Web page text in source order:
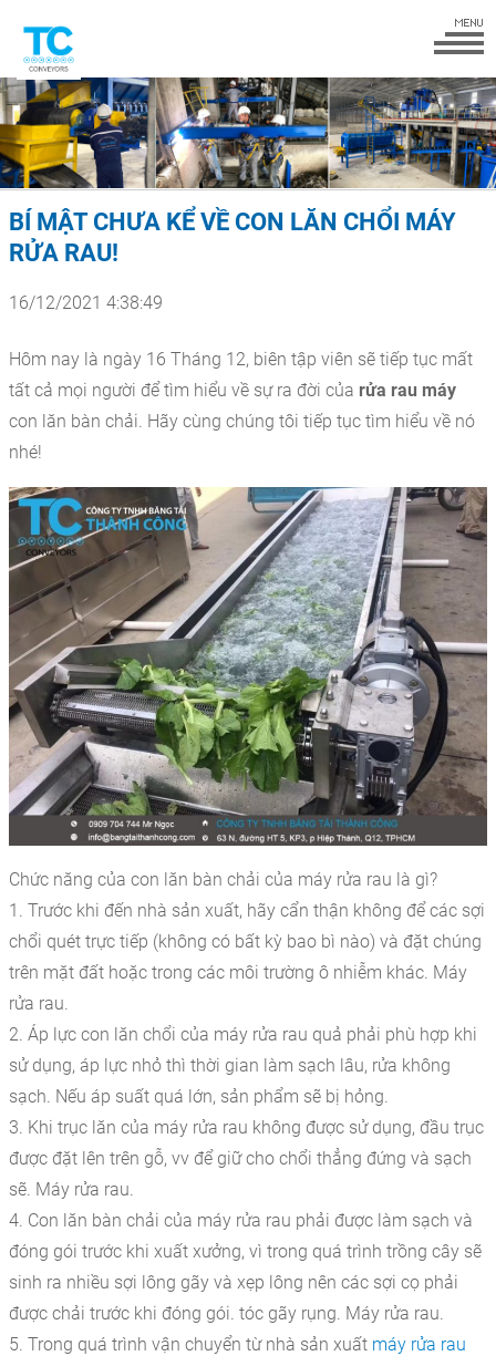
BÍ MẬT CHƯA KỂ VỀ CON LĂN CHỔI MÁY
RỬA RAU!
16/12/2021 4:38:49
Hôm nay là ngày 16 Tháng 12, biên tập viên sẽ tiếp tục mất
tất cả mọi người để tìm hiểu về sự ra đời của rửa rau máy
con lăn bàn chải. Hãy cùng chúng tôi tiếp tục tìm hiểu về nó
nhé!
Chức năng của con lăn bàn chải của máy rửa rau là gì?
1. Trước khi đến nhà sản xuất, hãy cẩn thận không để các sợi
chổi quét trực tiếp (không có bất kỳ bao bì nào) và đặt chúng
trên mặt đất hoặc trong các môi trường ô nhiễm khác. Máy
rửa rau.
2. Áp lực con lăn chổi của máy rửa rau quả phải phù hợp khi
sử dụng, áp lực nhỏ thì thời gian làm sạch lâu, rửa không
sạch. Nếu áp suất quá lớn, sản phẩm sẽ bị hỏng.
3. Khi trục lăn của máy rửa rau không được sử dụng, đầu trục
được đặt lên trên gỗ, vv để giữ cho chổi thẳng đứng và sạch
sẽ. Máy rửa rau.
4. Con lăn bàn chải của máy rửa rau phải được làm sạch và
đóng gói trước khi xuất xưởng, vì trong quá trình trồng cây sẽ
sinh ra nhiều sợi lông gãy và xẹp lông nên các sợi cọ phải
được chải trước khi đóng gói. tóc gãy rụng. Máy rửa rau.
5. Trong quá trình vận chuyển từ nhà sản xuất máy rửa rau